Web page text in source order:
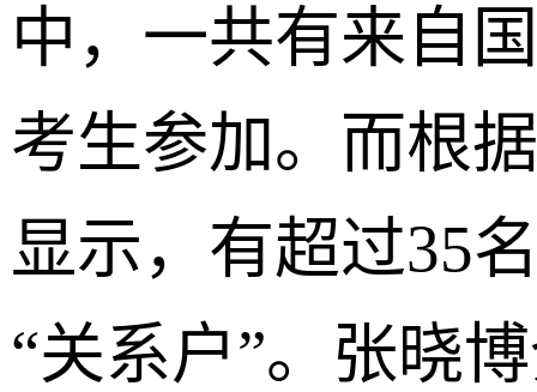
中，一共有来自
考生参加。而根
显示，有超过35
“关系户”。张晓